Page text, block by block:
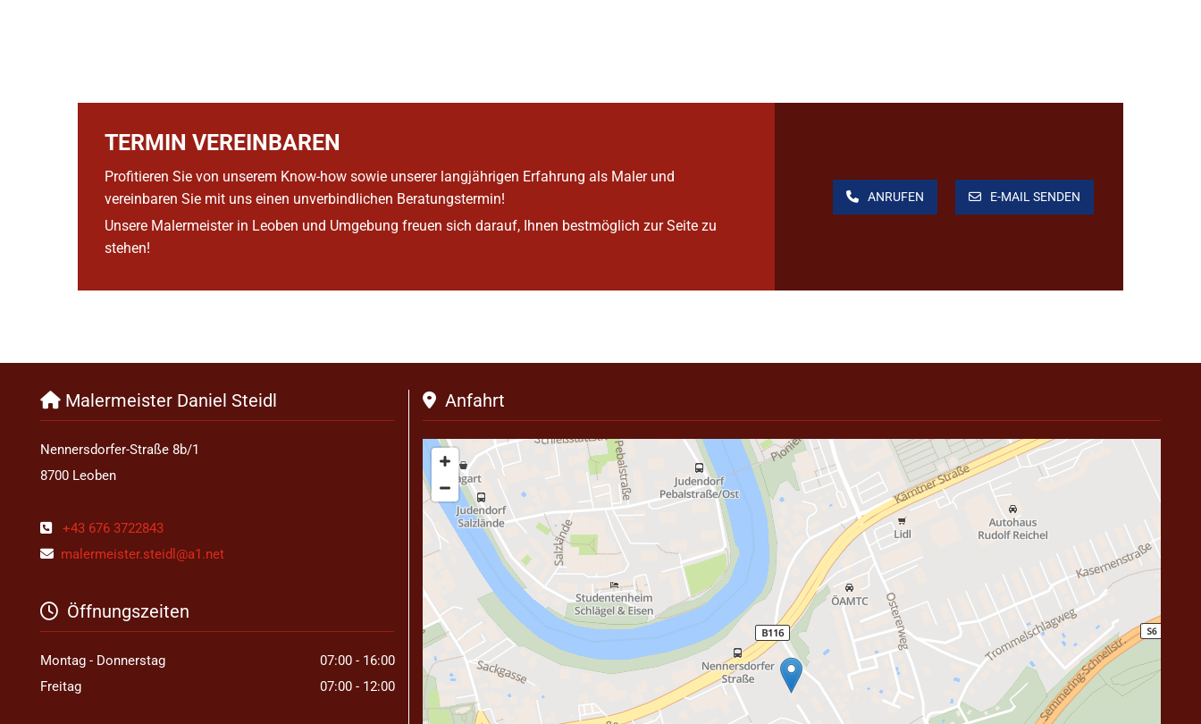
TERMIN VEREINBAREN
Profitieren Sie von unserem Know-how sowie unserer langjährigen Erfahrung als Maler und
vereinbaren Sie mit uns einen unverbindlichen Beratungstermin!
Unsere Malermeister in Leoben und Umgebung freuen sich darauf, Ihnen bestmöglich zur Seite zu
stehen!
ANRUFEN E-MAIL SENDEN
 Malermeister Daniel Steidl
Nennersdorfer-Straße 8b/1
8700 Leoben
 +43 676 3722843
 malermeister.steidl@a1.net
 Öffnungszeiten
Montag - Donnerstag
07:00 - 16:00
Freitag
07:00 - 12:00
Anfahrt